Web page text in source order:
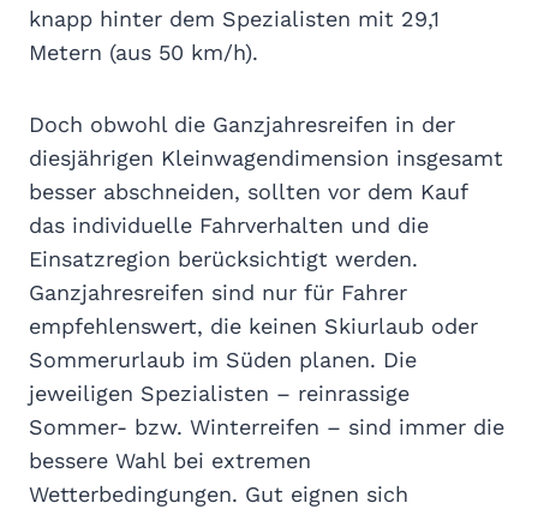
knapp hinter dem Spezialisten mit 29,1
Metern (aus 50 km/h).
Doch obwohl die Ganzjahresreifen in der
diesjährigen Kleinwagendimension insgesamt
besser abschneiden, sollten vor dem Kauf
das individuelle Fahrverhalten und die
Einsatzregion berücksichtigt werden.
Ganzjahresreifen sind nur für Fahrer
empfehlenswert, die keinen Skiurlaub oder
Sommerurlaub im Süden planen. Die
jeweiligen Spezialisten – reinrassige
Sommer- bzw. Winterreifen – sind immer die
bessere Wahl bei extremen
Wetterbedingungen. Gut eignen sich